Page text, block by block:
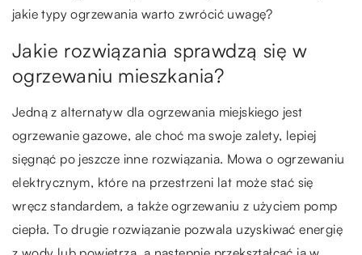
jakie typy ogrzewania warto zwrócić uwagę?
Jakie rozwiązania sprawdzą się w
ogrzewaniu mieszkania?
Jedną z alternatyw dla ogrzewania miejskiego jest
ogrzewanie gazowe, ale choć ma swoje zalety, lepiej
sięgnąć po jeszcze inne rozwiązania. Mowa o ogrzewaniu
elektrycznym, które na przestrzeni lat może stać się
wręcz standardem, a także ogrzewaniu z użyciem pomp
ciepła. To drugie rozwiązanie pozwala uzyskiwać energię